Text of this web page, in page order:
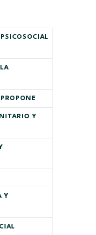
Y
Y